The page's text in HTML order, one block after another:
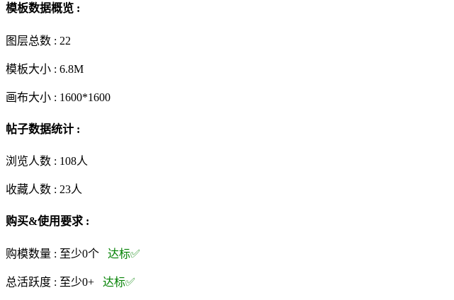
模板数据概览 :
图层总数 : 22
模板大小 : 6.8M
画布大小 : 1600*1600
帖子数据统计 :
浏览人数 : 108人
收藏人数 : 23人
购买&使用要求 :
购模数量 : 至少0个 达标✅
总活跃度 : 至少0+ 达标✅